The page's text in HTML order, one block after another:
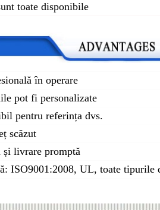
toate disponibile
în operare
pot fi personalizate
pentru referința dvs.
scăzut
și livrare promptă
ISO9001:2008, UL, toate tipurile